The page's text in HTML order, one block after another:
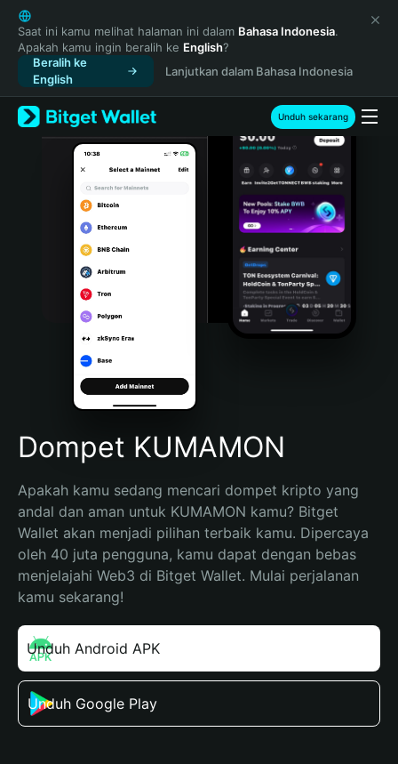
English
日本語
Tiếng Việt
Русский
Español (Latinoamérica)
Türkçe
Italiano
Português (Portugal)
Bahasa Indonesia
Português (Brasil)
Español (Argentina)
Saat ini kamu melihat halaman ini dalam Bahasa Indonesia.
Apakah kamu ingin beralih ke English?
Beralih ke
English
Lanjutkan dalam Bahasa Indonesia
Unduh sekarang
Dompet KUMAMON
Apakah kamu sedang mencari dompet kripto yang
andal dan aman untuk KUMAMON kamu? Bitget
Wallet akan menjadi pilihan terbaik kamu. Dipercaya
oleh 40 juta pengguna, kamu dapat dengan bebas
menjelajahi Web3 di Bitget Wallet. Mulai perjalanan
kamu sekarang!
Unduh Android APK
Unduh Google Play